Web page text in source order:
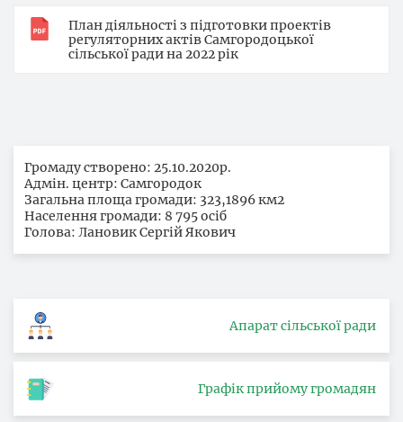
План діяльності з підготовки проектів
регуляторних актів Самгородоцької
сільської ради на 2022 рік
Громаду створено: 25.10.2020р.
Адмін. центр: Самгородок
Загальна площа громади: 323,1896 км2
Населення громади: 8 795 осіб
Голова: Лановик Сергій Якович
Апарат сільської ради
Графік прийому громадян